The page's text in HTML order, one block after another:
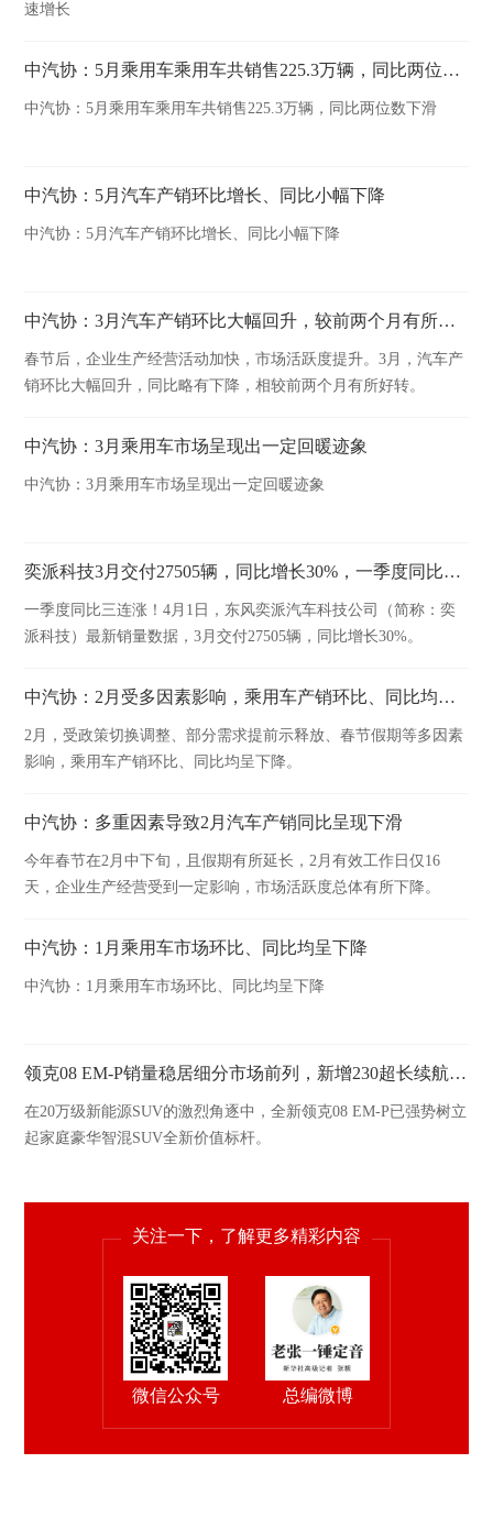
速增长
中汽协：5月乘用车乘用车共销售225.3万辆，同比两位数下滑
中汽协：5月乘用车乘用车共销售225.3万辆，同比两位数下滑
中汽协：5月汽车产销环比增长、同比小幅下降
中汽协：5月汽车产销环比增长、同比小幅下降
中汽协：3月汽车产销环比大幅回升，较前两个月有所好转
春节后，企业生产经营活动加快，市场活跃度提升。3月，汽车产
销环比大幅回升，同比略有下降，相较前两个月有所好转。
中汽协：3月乘用车市场呈现出一定回暖迹象
中汽协：3月乘用车市场呈现出一定回暖迹象
奕派科技3月交付27505辆，同比增长30%，一季度同比三连涨！
一季度同比三连涨！4月1日，东风奕派汽车科技公司（简称：奕
派科技）最新销量数据，3月交付27505辆，同比增长30%。
中汽协：2月受多因素影响，乘用车产销环比、同比均呈下降
2月，受政策切换调整、部分需求提前示释放、春节假期等多因素
影响，乘用车产销环比、同比均呈下降。
中汽协：多重因素导致2月汽车产销同比呈现下滑
今年春节在2月中下旬，且假期有所延长，2月有效工作日仅16
天，企业生产经营受到一定影响，市场活跃度总体有所下降。
中汽协：1月乘用车市场环比、同比均呈下降
中汽协：1月乘用车市场环比、同比均呈下降
领克08 EM-P销量稳居细分市场前列，新增230超长续航Ultra版型
在20万级新能源SUV的激烈角逐中，全新领克08 EM-P已强势树立
起家庭豪华智混SUV全新价值标杆。
关注一下，了解更多精彩内容
微信公众号 总编微博